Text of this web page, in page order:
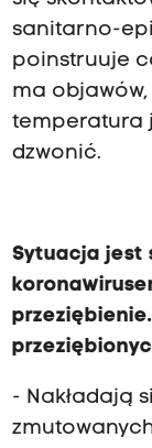
sanitarno-
poinstruuje
ma
temperatura
dzwonić.
Sytuacja jest
- Nakładają